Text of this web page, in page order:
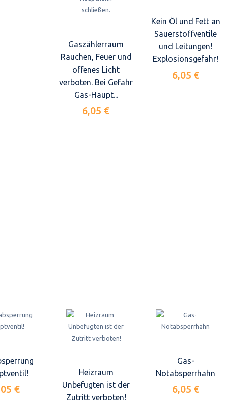
Gaszählerraum
Rauchen, Feuer und
offenes Licht
verboten. Bei Gefahr
Gas-Haupt...
6,05 €
Kein Öl und Fett an
Sauerstoffventile
und Leitungen!
Explosionsgefahr!
6,05 €
€
Heizraum
Unbefugten ist der
Zutritt verboten!
Gas-
Notabsperrhahn
6,05 €